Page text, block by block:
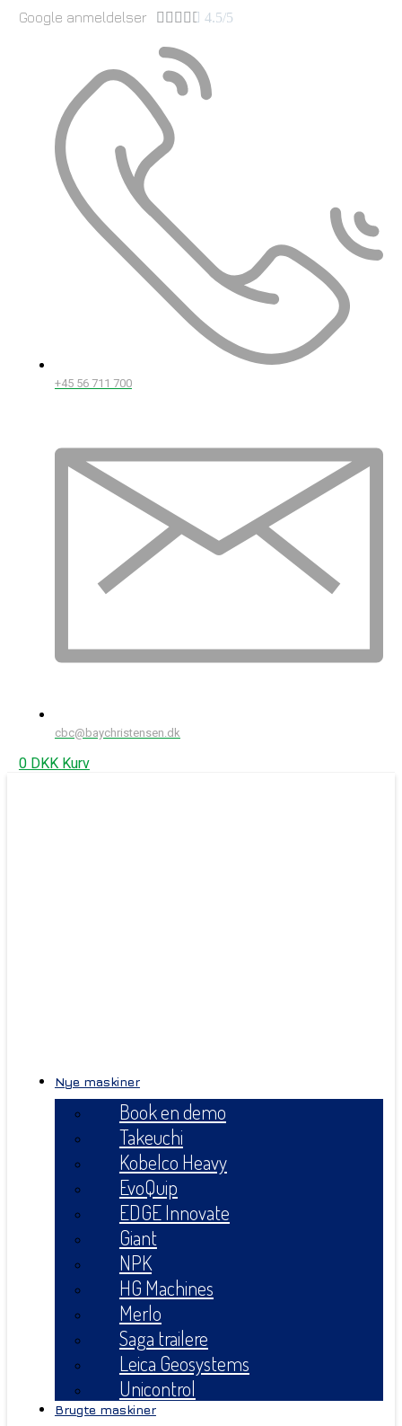
Google anmeldelser      4.5/5
+45 56 711 700
cbc@baychristensen.dk
0 DKK Kurv
Nye maskiner
Book en demo
Takeuchi
Kobelco Heavy
EvoQuip
EDGE Innovate
Giant
NPK
HG Machines
Merlo
Saga trailere
Leica Geosystems
Unicontrol
Brugte maskiner